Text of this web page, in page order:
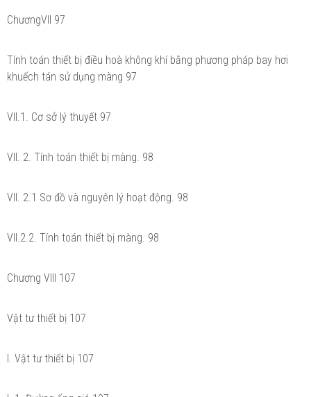
ChươngVII 97
Tính toán thiết bị điều hoà không khí bằng phương pháp bay hơi
khuếch tán sử dụng màng 97
VII.1. Cơ sở lý thuyết 97
VII. 2. Tính toán thiết bị màng. 98
VII. 2.1 Sơ đồ và nguyên lý hoạt động. 98
VII.2.2. Tính toán thiết bị màng. 98
Chương VIII 107
Vật tư thiết bị 107
I. Vật tư thiết bị 107